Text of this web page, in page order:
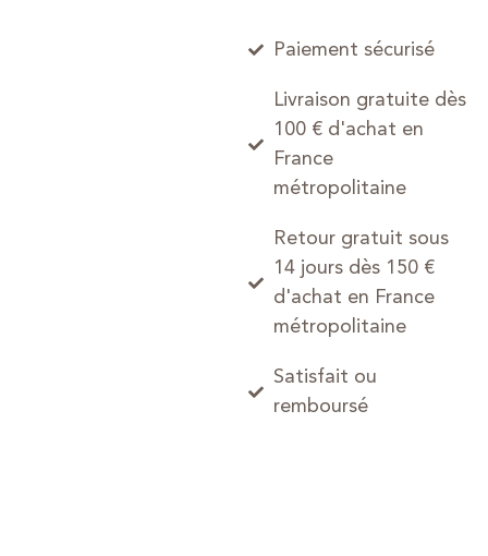
Paiement sécurisé
Livraison gratuite dès
100 € d'achat en
France
métropolitaine
Retour gratuit sous
14 jours dès 150 €
d'achat en France
métropolitaine
Satisfait ou
remboursé